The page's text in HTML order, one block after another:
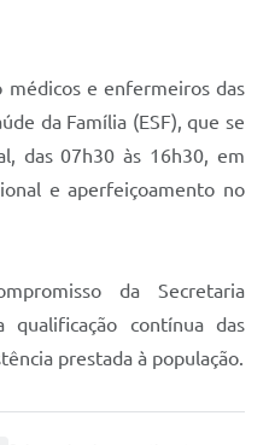
e enfermeiros das
da Família (ESF), que se
das 07h30 às 16h30, em
e aperfeiçoamento no
da Secretaria
contínua das
prestada à população.